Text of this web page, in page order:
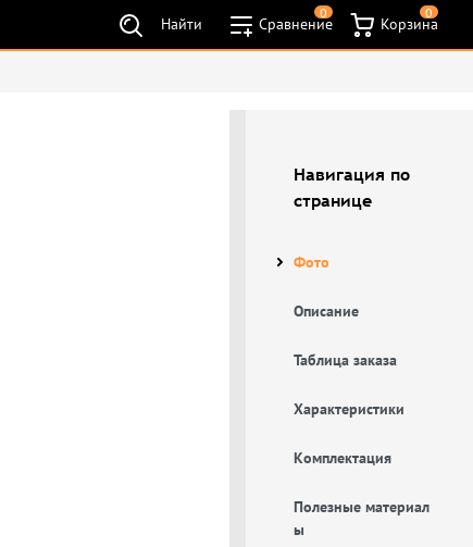
Найти Сравнение
0
Корзина
0
Навигация по
странице
Фото
Описание
Таблица заказа
Характеристики
Комплектация
Полезные материал
ы